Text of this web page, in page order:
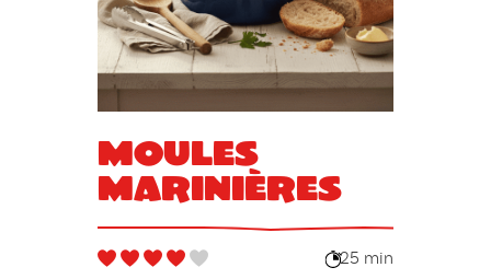
Moules
marinières
25 min